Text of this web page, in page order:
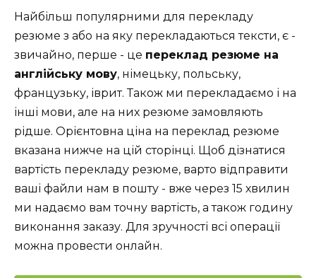
Найбільш популярними для перекладу
резюме з або на яку перекладаються тексти, є -
звичайно, перше - це переклад резюме на
англійську мову, німецьку, польську,
французьку, іврит. Також ми перекладаємо і на
інші мови, але на них резюме замовляють
рідше. Орієнтовна ціна на переклад резюме
вказана нижче на цій сторінці. Щоб дізнатися
вартість перекладу резюме, варто відправити
ваші файли нам в пошту - вже через 15 хвилин
ми надаємо вам точну вартість, а також годину
виконання заказу. Для зручності всі операції
можна провести онлайн.